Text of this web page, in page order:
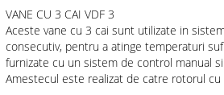
VANE CU 3 CAI VDF 3
Aceste vane cu 3 cai sunt utilizate in
consecutiv, pentru a atinge temperaturi
furnizate cu un sistem de control manual
Amestecul este realizat de catre rotorul cu